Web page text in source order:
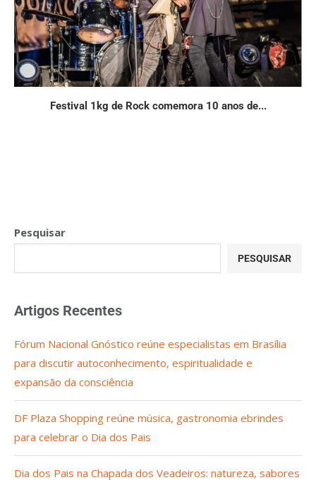
Festival 1kg de Rock comemora 10 anos de...
Pesquisar
PESQUISAR
Artigos Recentes
Fórum Nacional Gnóstico reúne especialistas em Brasília
para discutir autoconhecimento, espiritualidade e
expansão da consciência
DF Plaza Shopping reúne música, gastronomia ebrindes
para celebrar o Dia dos Pais
Dia dos Pais na Chapada dos Veadeiros: natureza, sabores